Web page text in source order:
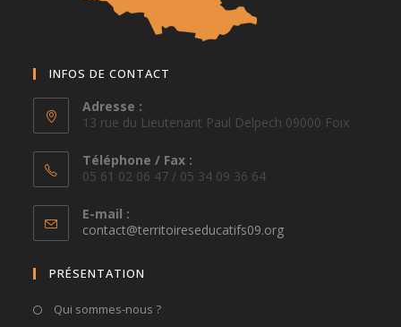
INFOS DE CONTACT
Adresse :
13 rue du Lieutenant Paul Delpech 09000 Foix
Téléphone / Fax :
05 61 02 06 47 / 05 34 09 36 64
E-mail :
contact@territoireseducatifs09.orgS’ouvre
PRÉSENTATION
Qui sommes-nous ?